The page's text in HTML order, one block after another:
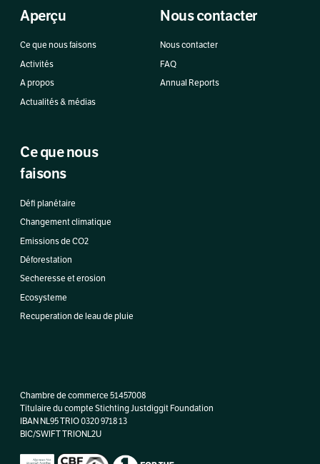
Aperçu
Ce que nous faisons
Activités
A propos
Actualités & médias
Nous contacter
Nous contacter
FAQ
Annual Reports
Ce que nous
faisons
Défi planétaire
Changement climatique
Emissions de CO2
Déforestation
Secheresse et erosion
Ecosysteme
Recuperation de leau de pluie
Chambre de commerce 51457008
Titulaire du compte Stichting Justdiggit Foundation
IBAN NL95 TRIO 0320 9718 13
BIC/SWIFT TRIONL2U